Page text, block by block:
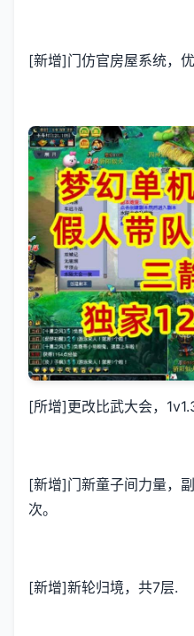
[新增]门仿官房屋系统，
[所增]更改比武大会，
[新增]门新童子间力量，
次。
[新增]新轮归境，共7层.